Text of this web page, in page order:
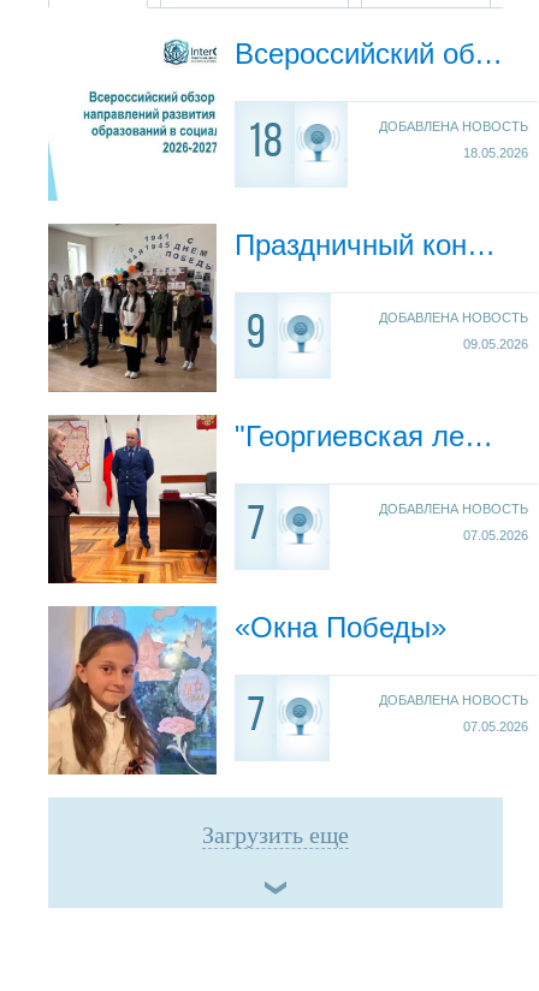
Всероссийский обзор перспективных направлений развития муниципальных образований в социальной сфере
18
ДОБАВЛЕНА НОВОСТЬ
18.05.2026
Праздничный концерт, посвящённый 81-й годовщине Победы в Великой Отечественной войне
9
ДОБАВЛЕНА НОВОСТЬ
09.05.2026
"Георгиевская ленточка"
7
ДОБАВЛЕНА НОВОСТЬ
07.05.2026
«Окна Победы»
7
ДОБАВЛЕНА НОВОСТЬ
07.05.2026
Загрузить еще